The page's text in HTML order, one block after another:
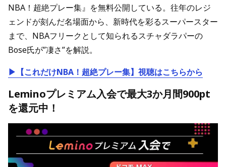
NBA！超絶プレー集』を無料公開している。往年のレジ
ェンドが刻んだ名場面から、新時代を彩るスーパースター
まで、NBAフリークとして知られるスチャダラパーの
Bose氏が”凄さ”を解説。
▶【これだけNBA！超絶プレー集】視聴はこちらから
Leminoプレミアム入会で最大3か月間900pt
を還元中！